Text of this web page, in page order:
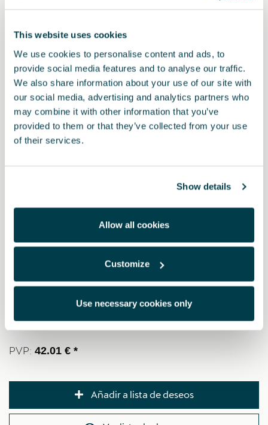
This website uses cookies
We use cookies to personalise content and ads, to
provide social media features and to analyse our traffic.
We also share information about your use of our site with
our social media, advertising and analytics partners who
may combine it with other information that you’ve
provided to them or that they’ve collected from your use
of their services.
Show details
Allow all cookies
Customize
Use necessary cookies only
Producto
Baliza de emergencia V16 de CUPRA. Sustituye a los triángulos
de emergencia y está conectada telematicamente con la DGT.
Características:
- Homologada y conectada. Además, es sencilla de instalar sin
necesidad de bajarse del vehículo.
- Envía datos de ubicación en tiempo real a la plataforma DGT
- Personalizada con el logo CUPRA.
Mediante el QR que se encuentra en la baliza y en el packaging,
puede registrarse en la página web para vincularla con los
servicios de Asistencia en carretera de CUPRA.
No se recomienda bajarse del vehículo para colocar el
PVP: 42.01 € *
Añadir a lista de deseos